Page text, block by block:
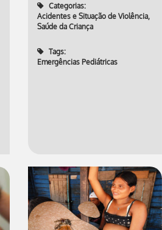
Categorias:
Acidentes e Situação de Violência,
Saúde da Criança
Tags:
Emergências Pediátricas